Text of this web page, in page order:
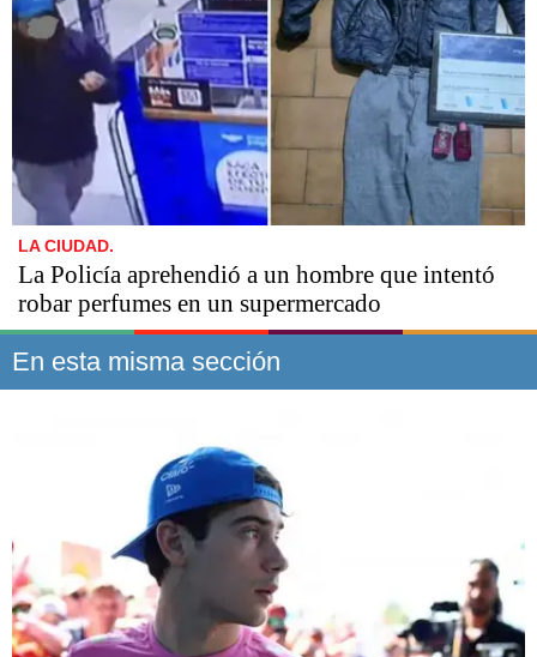
LA CIUDAD.
La Policía aprehendió a un hombre que intentó
robar perfumes en un supermercado
En esta misma sección